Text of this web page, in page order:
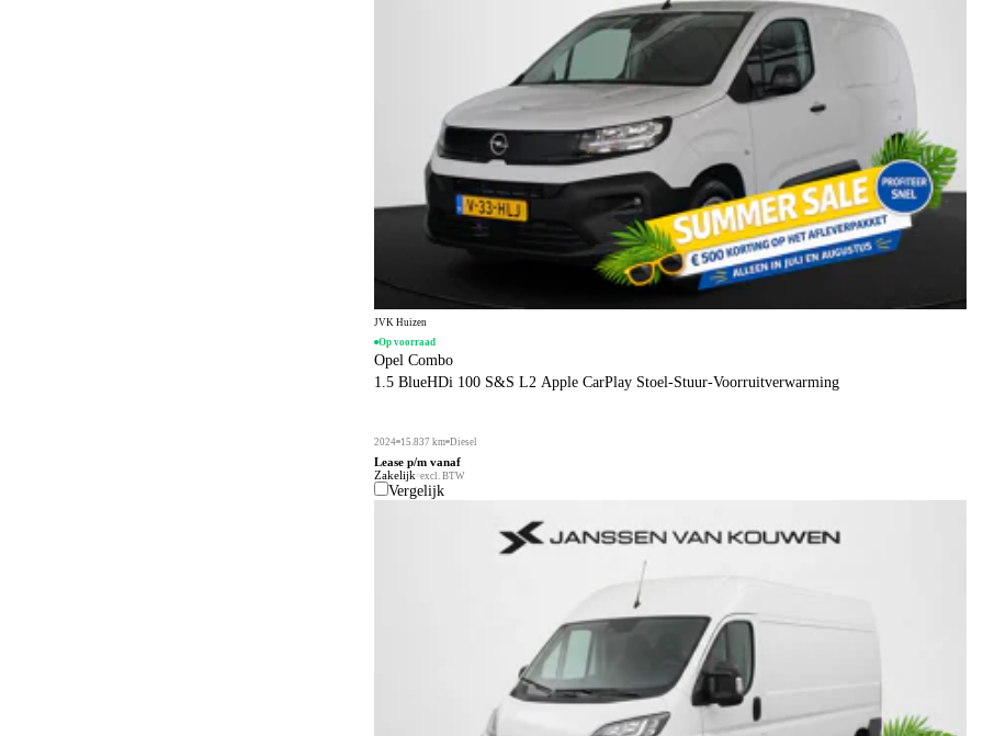
JVK Huizen
Op voorraad
Opel Combo
1.5 BlueHDi 100 S&S L2 Apple CarPlay Stoel-Stuur-Voorruitverwarming
2024 15.837 km Diesel
Lease p/m vanaf
Zakelijk excl. BTW
Vergelijk